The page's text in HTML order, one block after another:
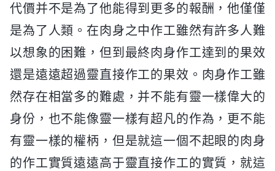
代價并不是為了他能得到更多的報酬，他僅僅
是為了人類。在肉身之中作工雖然有許多人難
以想象的困難，但到最終肉身作工達到的果效
還是遠遠超過靈直接作工的果效。肉身作工雖
然存在相當多的難處，并不能有靈一樣偉大的
身份，也不能像靈一樣有超凡的作為，更不能
有靈一樣的權柄，但是就這一個不起眼的肉身
的作工實質遠遠高于靈直接作工的實質，就這